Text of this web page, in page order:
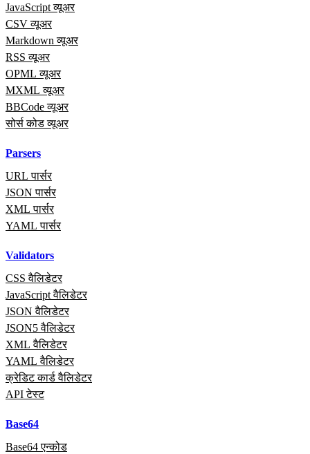
JavaScript व्यूअर
CSV व्यूअर
Markdown व्यूअर
RSS व्यूअर
OPML व्यूअर
MXML व्यूअर
BBCode व्यूअर
सोर्स कोड व्यूअर
Parsers
URL पार्सर
JSON पार्सर
XML पार्सर
YAML पार्सर
Validators
CSS वैलिडेटर
JavaScript वैलिडेटर
JSON वैलिडेटर
JSON5 वैलिडेटर
XML वैलिडेटर
YAML वैलिडेटर
क्रेडिट कार्ड वैलिडेटर
API टेस्ट
Base64
Base64 एन्कोड